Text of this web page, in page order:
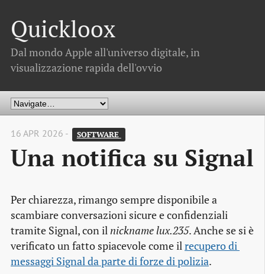
Quickloox
Dal mondo Apple all'universo digitale, in
visualizzazione rapida dell'ovvio
16 APR 2026 - SOFTWARE
Una notifica su Signal
Per chiarezza, rimango sempre disponibile a
scambiare conversazioni sicure e confidenziali
tramite Signal, con ilnicknamelux.235. Anche se si è
verificato un fatto spiacevole come ilrecupero di
messaggi Signal da parte di forze di polizia.